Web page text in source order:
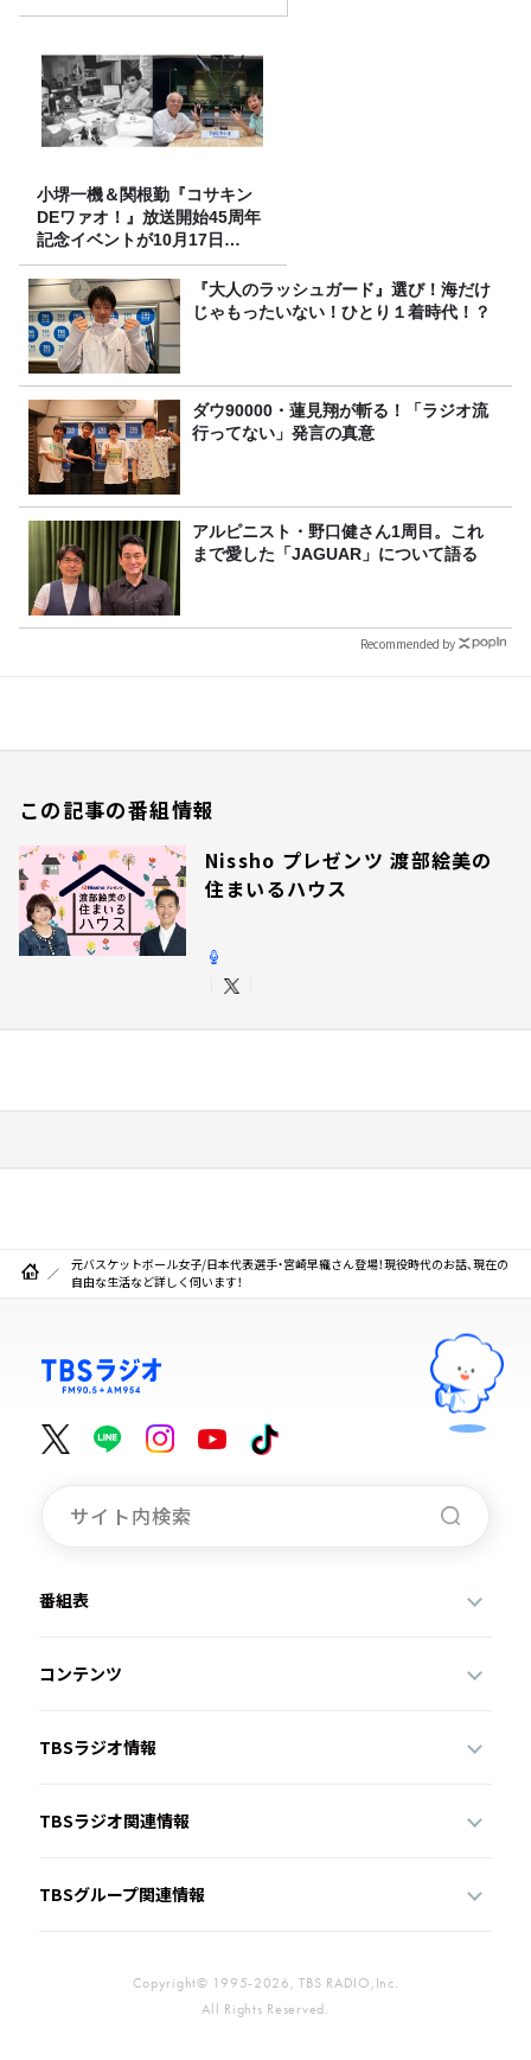
小堺一機＆関根勤『コサキン
DEワァオ！』放送開始45周年
記念イベントが10月17日
（土）に開催決定！本日より
FC先行受付スタート！『大人のラッシュガード』選び！海だけ
じゃもったいない！ひとり１着時代！？
ダウ90000・蓮見翔が斬る！「ラジオ流
行ってない」発言の真意
アルピニスト・野口健さん1周目。これ
まで愛した「JAGUAR」について語る
Recommended by
この記事の番組情報
Nissho プレゼンツ 渡部絵美の
住まいるハウス
元バスケットボール女子/日本代表選手・宮崎早織さん登場！現役時代のお話、現在の
自由な生活など詳しく伺います！
番組表
コンテンツ
TBSラジオ情報
TBSラジオ関連情報
TBSグループ関連情報
Copyright© 1995-2026, TBS RADIO,Inc.
All Rights Reserved.